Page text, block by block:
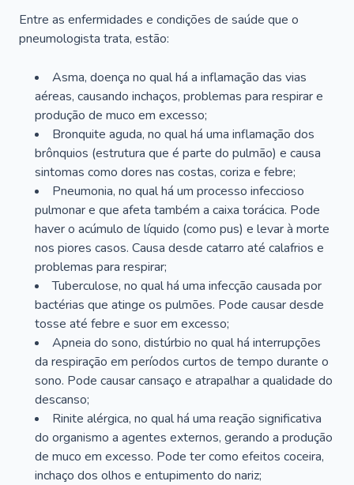
Entre as enfermidades e condições de saúde que o
pneumologista trata, estão:
Asma, doença no qual há a inflamação das vias
aéreas, causando inchaços, problemas para respirar e
produção de muco em excesso;
Bronquite aguda, no qual há uma inflamação dos
brônquios (estrutura que é parte do pulmão) e causa
sintomas como dores nas costas, coriza e febre;
Pneumonia, no qual há um processo infeccioso
pulmonar e que afeta também a caixa torácica. Pode
haver o acúmulo de líquido (como pus) e levar à morte
nos piores casos. Causa desde catarro até calafrios e
problemas para respirar;
Tuberculose, no qual há uma infecção causada por
bactérias que atinge os pulmões. Pode causar desde
tosse até febre e suor em excesso;
Apneia do sono, distúrbio no qual há interrupções
da respiração em períodos curtos de tempo durante o
sono. Pode causar cansaço e atrapalhar a qualidade do
descanso;
Rinite alérgica, no qual há uma reação significativa
do organismo a agentes externos, gerando a produção
de muco em excesso. Pode ter como efeitos coceira,
inchaço dos olhos e entupimento do nariz;